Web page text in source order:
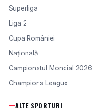
Superliga
Liga 2
Cupa României
Națională
Campionatul Mondial 2026
Champions League
ALTE SPORTURI